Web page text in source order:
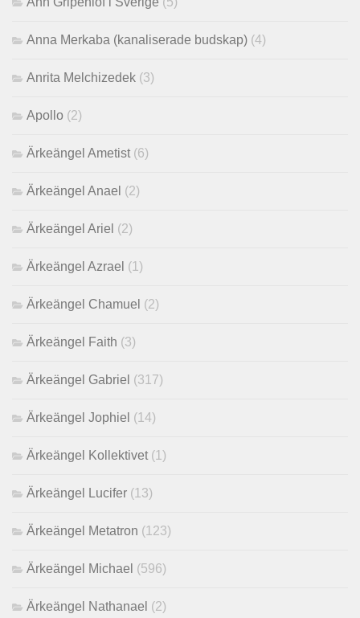
Anna Merkaba (kanaliserade budskap) (4)
Anrita Melchizedek (3)
Apollo (2)
Ärkeängel Ametist (6)
Ärkeängel Anael (2)
Ärkeängel Ariel (2)
Ärkeängel Azrael (1)
Ärkeängel Chamuel (2)
Ärkeängel Faith (3)
Ärkeängel Gabriel (317)
Ärkeängel Jophiel (14)
Ärkeängel Kollektivet (1)
Ärkeängel Lucifer (13)
Ärkeängel Metatron (123)
Ärkeängel Michael (596)
Ärkeängel Nathanael (2)